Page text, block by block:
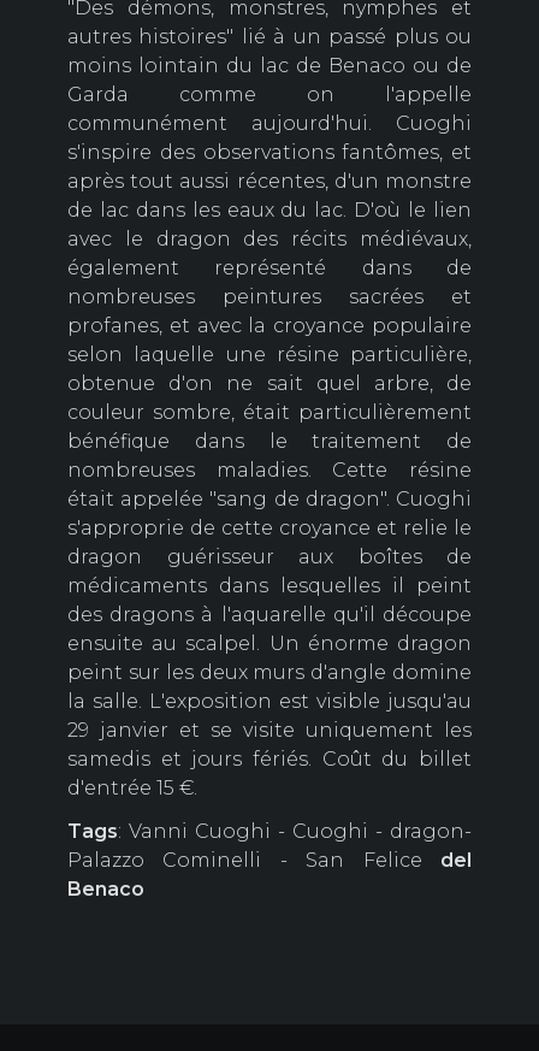
"Des démons, monstres, nymphes et
autres histoires" lié à un passé plus ou
moins lointain du lac de Benaco ou de
Garda comme on l'appelle
communément aujourd'hui.
Cuoghi
s'inspire des observations fantômes, et
après tout aussi récentes, d'un monstre
de lac dans les eaux du lac. D'où le lien
avec le dragon des récits médiévaux,
également représenté dans de
nombreuses peintures sacrées et
profanes, et avec la croyance populaire
selon laquelle une résine particulière,
obtenue d'on ne sait quel arbre, de
couleur sombre, était particulièrement
bénéfique dans le traitement de
nombreuses maladies.
Cette résine
était appelée "sang de dragon". Cuoghi
s'approprie de cette croyance et relie le
dragon guérisseur aux boîtes de
médicaments dans lesquelles il peint
des dragons à l'aquarelle qu'il découpe
ensuite au scalpel. Un énorme dragon
peint sur les deux murs d'angle domine
la salle. L'exposition est visible jusqu'au
29 janvier et se visite uniquement les
samedis et jours fériés. Coût du billet
d'entrée 15 €.
Tags: Vanni Cuoghi - Cuoghi - dragon-
Palazzo Cominelli - San Felice del
Benaco